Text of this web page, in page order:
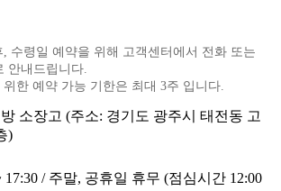
수령일 예약을 위해 고객센터에서 전화 또는
안내드립니다.
한 예약 가능 기한은 최대 3주 입니다.
소장고 (주소: 경기도 광주시 태전동 고
)
17:30 / 주말, 공휴일 휴무 (점심시간 12:00